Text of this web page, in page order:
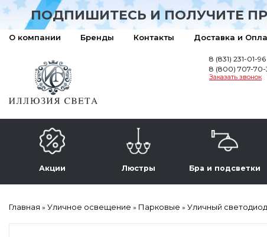
ПОДПИШИТЕСЬ И ПОЛУЧИТЕ
О компании Бренды Контакты Доставка и
8 (831) 231-01-96
8 (800) 707-70-
Заказать звонок
Акции Люстры Бра и подсветки
Главная » Уличное освещение » Парковые » Уличный